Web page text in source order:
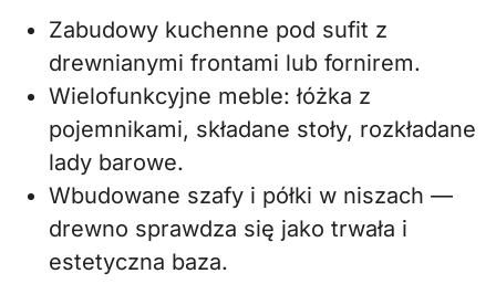
Zabudowy kuchenne pod sufit z
drewnianymi frontami lub fornirem.
Wielofunkcyjne meble: łóżka z
pojemnikami, składane stoły, rozkładane
lady barowe.
Wbudowane szafy i półki w niszach —
drewno sprawdza się jako trwała i
estetyczna baza.